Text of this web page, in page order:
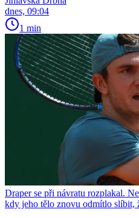
dnes, 09:04
1 min
Draper se při návratu rozplakal.
kdy jeho tělo znovu odmítlo slíbit,